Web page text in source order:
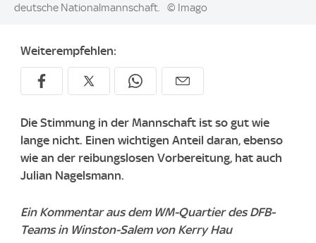
deutsche Nationalmannschaft.
© Imago
Weiterempfehlen:
Die Stimmung in der Mannschaft ist so gut wie
lange nicht. Einen wichtigen Anteil daran, ebenso
wie an der reibungslosen Vorbereitung, hat auch
Julian Nagelsmann.
Ein Kommentar aus dem WM-Quartier des DFB-
Teams in Winston-Salem von Kerry Hau